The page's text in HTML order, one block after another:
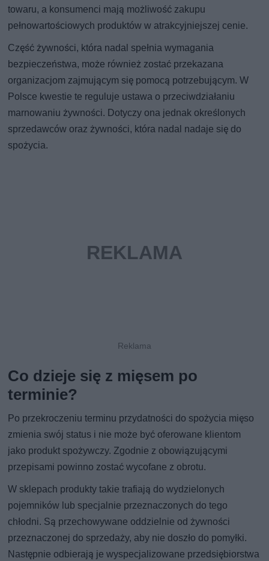
towaru, a konsumenci mają możliwość zakupu
pełnowartościowych produktów w atrakcyjniejszej cenie.
Część żywności, która nadal spełnia wymagania
bezpieczeństwa, może również zostać przekazana
organizacjom zajmującym się pomocą potrzebującym. W
Polsce kwestie te reguluje ustawa o przeciwdziałaniu
marnowaniu żywności. Dotyczy ona jednak określonych
sprzedawców oraz żywności, która nadal nadaje się do
spożycia.
Co dzieje się z mięsem po
terminie?
Po przekroczeniu terminu przydatności do spożycia mięso
zmienia swój status i nie może być oferowane klientom
jako produkt spożywczy. Zgodnie z obowiązującymi
przepisami powinno zostać wycofane z obrotu.
W sklepach produkty takie trafiają do wydzielonych
pojemników lub specjalnie przeznaczonych do tego
chłodni. Są przechowywane oddzielnie od żywności
przeznaczonej do sprzedaży, aby nie doszło do pomyłki.
Następnie odbierają je wyspecjalizowane przedsiębiorstwa